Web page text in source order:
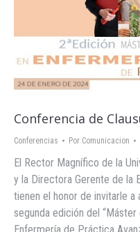
Conferencia de
Conferencias Por Comunicacion
El Rector Magnífico de la
y la Directora Gerente de la
tienen el honor de invitarle
segunda edición del